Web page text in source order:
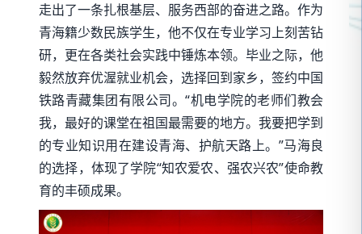
走出了一条扎根基层、服务西部的奋进之路。作为
青海籍少数民族学生，他不仅在专业学习上刻苦钻
研，更在各类社会实践中锤炼本领。毕业之际，他
毅然放弃优渥就业机会，选择回到家乡，签约中国
铁路青藏集团有限公司。“机电学院的老师们教会
我，最好的课堂在祖国最需要的地方。我要把学到
的专业知识用在建设青海、护航天路上。”马海良
的选择，体现了学院“知农爱农、强农兴农”使命教
育的丰硕成果。